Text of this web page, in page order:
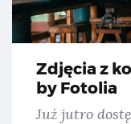
Zdjęcia z
by Fotolia
Już jutro